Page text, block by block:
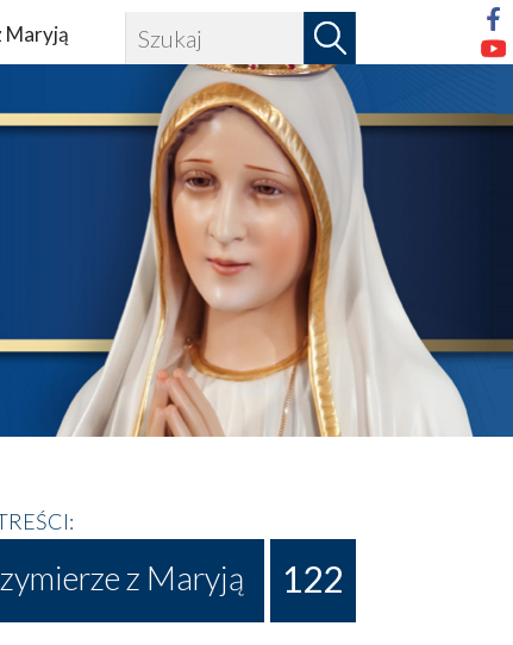
Maryją
z Maryją 122